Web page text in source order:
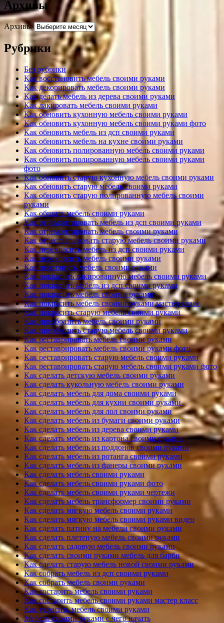
Архивы
Архивы
Рубрики
Без рубрики
Как восстановить мебель своими руками
Как декорировать мебель своими руками
Как делать мебель из дерева своими руками
Как лакировать мебель своими руками
Как обновить кухонную мебель своими руками
Как обновить кухонную мебель своими руками фото
Как обновить мебель из дсп своими руками
Как обновить мебель на кухне своими руками
Как обновить полированную мебель своими руками
Как обновить полированную мебель своими руками
фото
Как обновить старую кухонную мебель своими руками
Как обновить старую мебель своими руками
Как обновить старую полированную мебель своими
руками
Как обшить мебель своими руками
Как отремонтировать мебель из дсп своими руками
Как отремонтировать мебель своими руками
Как отреставрировать старую мебель своими руками
Как перекрасить мебель из дсп своими руками
Как перекрасить мебель своими руками
Как перетянуть мебель своими руками
Как покрасить лакированную мебель своими руками
Как покрасить мебель из дсп своими руками
Как покрасить мебель своими руками
Как покрасить мебель своими руками мастер класс
Как покрасить старую мебель своими руками
Как преобразить мебель своими руками
Как преобразить старую мебель своими руками
Как реставрировать мебель своими руками
Как реставрировать мебель своими руками фото
Как реставрировать старую мебель своими руками
Как реставрировать старую мебель своими руками фото
Как сделать детскую мебель своими руками
Как сделать кукольную мебель своими руками
Как сделать мебель для дома своими руками
Как сделать мебель для кухни своими руками
Как сделать мебель для лол своими руками
Как сделать мебель из бумаги своими руками
Как сделать мебель из дерева своими руками
Как сделать мебель из картона своими руками
Как сделать мебель из поддонов своими руками
Как сделать мебель из ротанга своими руками
Как сделать мебель из фанеры своими руками
Как сделать мебель своими руками
Как сделать мебель своими руками фото
Как сделать мебель своими руками чертежи
Как сделать мебель трансформер своими руками
Как сделать мягкую мебель своими руками
Как сделать мягкую мебель своими руками видео
Как сделать патину на мебели своими руками
Как сделать плетеную мебель своими руками
Как сделать садовую мебель своими руками
Как сделать своими руками мебель для барби
Как сделать старую мебель новой своими руками
Как собрать мебель из дсп своими руками
Как собрать мебель своими руками
Как состарить мебель своими руками
Как состарить мебель своими руками мастер класс
Как украсить мебель своими руками
Мебель своими руками с чего начать